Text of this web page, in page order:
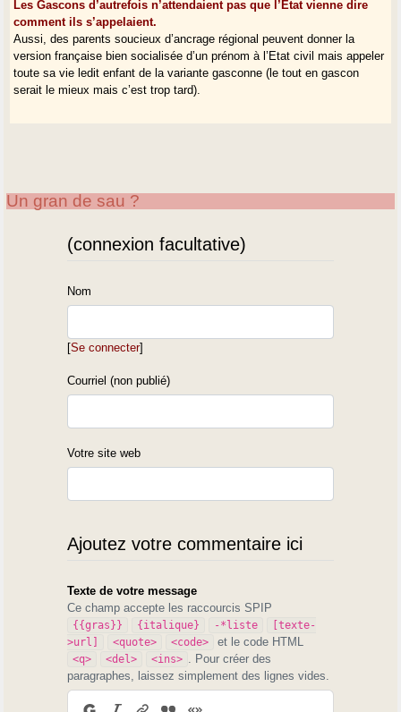
Les Gascons d’autrefois n’attendaient pas que l’Etat vienne dire
comment ils s’appelaient.
Aussi, des parents soucieux d’ancrage régional peuvent donner la
version française bien socialisée d’un prénom à l’Etat civil mais appeler
toute sa vie ledit enfant de la variante gasconne (le tout en gascon
serait le mieux mais c’est trop tard).
Un gran de sau ?
(connexion facultative)
Nom
[Se connecter]
Courriel (non publié)
Votre site web
Ajoutez votre commentaire ici
Texte de votre message
Ce champ accepte les raccourcis SPIP
{{gras}} {italique} -*liste
[texte-
>url]
<quote> <code> et le code HTML
<q> <del> <ins>
. Pour créer des
paragraphes, laissez simplement des lignes vides.